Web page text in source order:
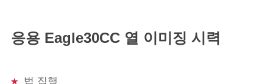
인식 거
응용 Eagle30CC 열 이미징 시력
법 집행